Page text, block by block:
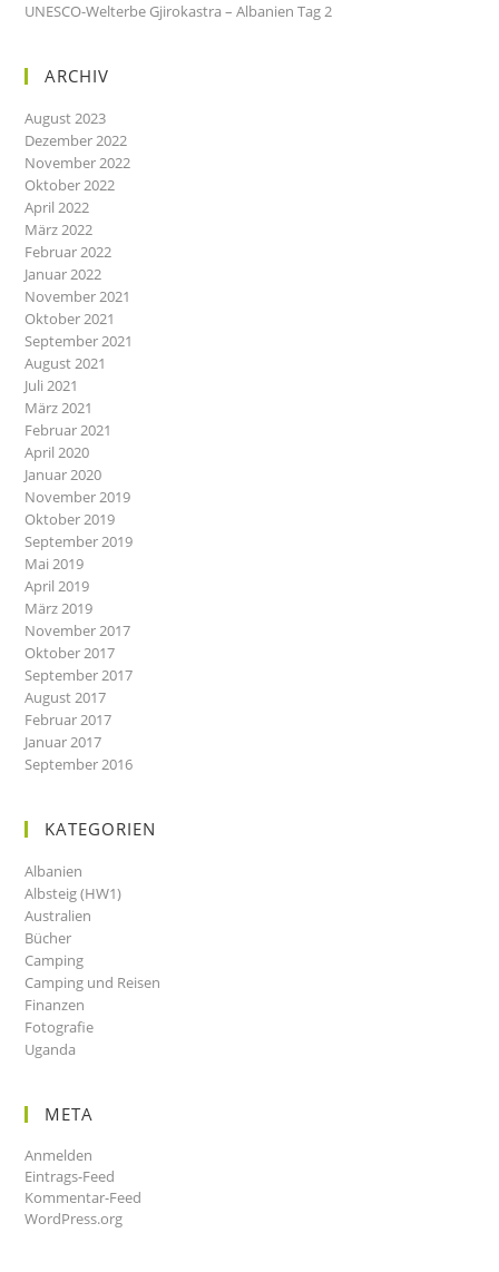
UNESCO-Welterbe Gjirokastra – Albanien Tag 2
ARCHIV
August 2023
Dezember 2022
November 2022
Oktober 2022
April 2022
März 2022
Februar 2022
Januar 2022
November 2021
Oktober 2021
September 2021
August 2021
Juli 2021
März 2021
Februar 2021
April 2020
Januar 2020
November 2019
Oktober 2019
September 2019
Mai 2019
April 2019
März 2019
November 2017
Oktober 2017
September 2017
August 2017
Februar 2017
Januar 2017
September 2016
KATEGORIEN
Albanien
Albsteig (HW1)
Australien
Bücher
Camping
Camping und Reisen
Finanzen
Fotografie
Uganda
META
Anmelden
Eintrags-Feed
Kommentar-Feed
WordPress.org